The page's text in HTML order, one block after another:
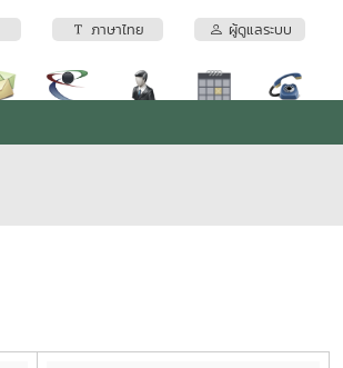
ภาษาไทย ผู้ดูแลระบบ